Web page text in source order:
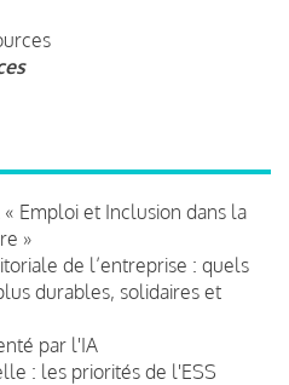
Emploi et Inclusion dans la
»
de l’entreprise : quels
durables, solidaires et
par l'IA
: les priorités de l'ESS